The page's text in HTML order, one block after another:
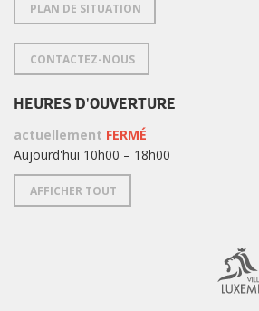
PLAN DE SITUATION
CONTACTEZ-NOUS
HEURES D'OUVERTURE
actuellement FERMÉ
Aujourd'hui 10h00 – 18h00
AFFICHER TOUT